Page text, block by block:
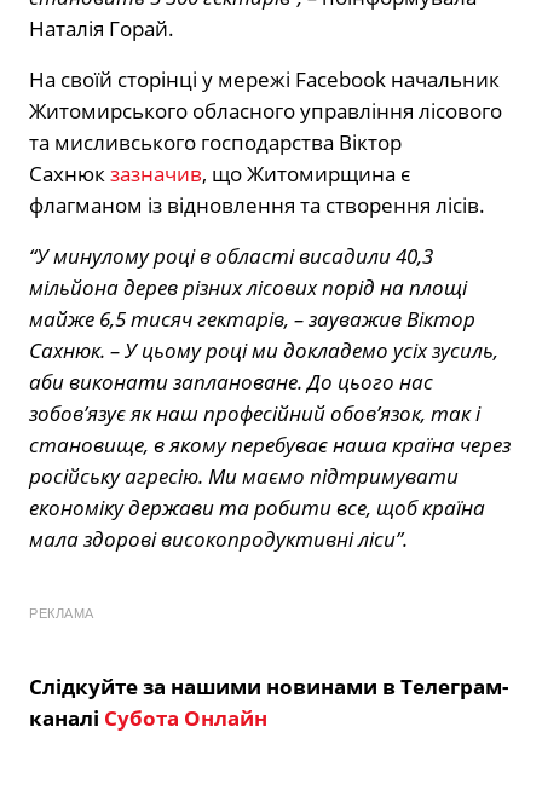
Наталія Горай.
На своїй сторінці у мережі Facebook начальник
Житомирського обласного управління лісового
та мисливського господарства Віктор
Сахнюкзазначив, що Житомирщина є
флагманом із відновлення та створення лісів.
“У минулому році в області висадили 40,3
мільйона дерев різних лісових порід на площі
майже 6,5 тисяч гектарів, – зауважив Віктор
Сахнюк. – У цьому році ми докладемо усіх зусиль,
аби виконати заплановане. До цього нас
зобов’язує як наш професійний обов’язок, так і
становище, в якому перебуває наша країна через
російську агресію. Ми маємо підтримувати
економіку держави та робити все, щоб країна
мала здорові високопродуктивні ліси”.
РЕКЛАМА
Слідкуйте за нашими новинами в Телеграм-
каналі Субота Онлайн